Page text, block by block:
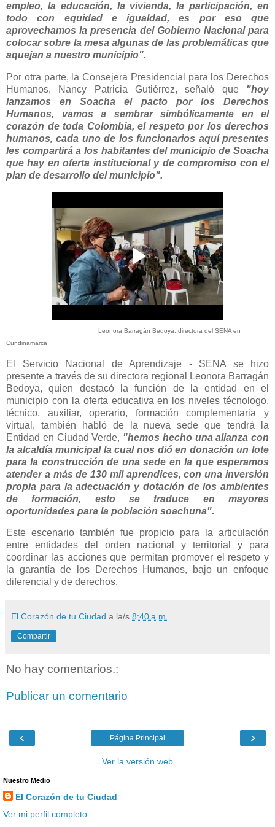
empleo, la educación, la vivienda, la participación, en
todo con equidad e igualdad, es por eso que
aprovechamos la presencia del Gobierno Nacional para
colocar sobre la mesa algunas de las problemáticas que
aquejan a nuestro municipio".
Por otra parte, la Consejera Presidencial para los Derechos
Humanos, Nancy Patricia Gutiérrez, señaló que"hoy
lanzamos en Soacha el pacto por los Derechos
Humanos, vamos a sembrar simbólicamente en el
corazón de toda Colombia, el respeto por los derechos
humanos, cada uno de los funcionarios aquí presentes
les compartirá a los habitantes del municipio de Soacha
que hay en oferta institucional y de compromiso con el
plan de desarrollo del municipio".
Leonora Barragán Bedoya, directora del SENA en
Cundinamarca
El Servicio Nacional de Aprendizaje - SENA se hizo
presente a través de su directora regional Leonora Barragán
Bedoya, quien destacó la función de la entidad en el
municipio con la oferta educativa en los niveles técnologo,
técnico, auxiliar, operario, formación complementaria y
virtual, también habló de la nueva sede que tendrá la
Entidad en Ciudad Verde, "hemos hecho una alianza con
la alcaldía municipal la cual nos dió en donación un lote
para la construcción de una sede en la que esperamos
atender a más de 130 mil aprendices, con una inversión
propia para la adecuación y dotación de los ambientes
de formación, esto se traduce en mayores
oportunidades para la población soachuna".
Este escenario también fue propicio para la articulación
entre entidades del orden nacional y territorial y para
coordinar las acciones que permitan promover el respeto y
la garantía de los Derechos Humanos, bajo un enfoque
diferencial y de derechos.
El Corazón de tu Ciudad a la/s 8:40 a.m.
Compartir
No hay comentarios.:
Publicar un comentario
‹ ›
Página Principal
Ver la versión web
Nuestro Medio
El Corazón de tu Ciudad
Ver mi perfil completo